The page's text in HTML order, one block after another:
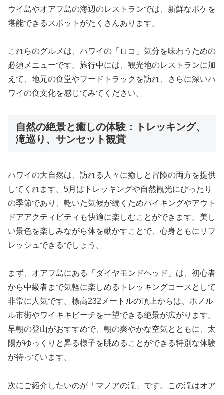
ウイ島やオアフ島の海辺のレストランでは、新鮮なポケを
堪能できるスポットがたくさんあります。
これらのグルメは、ハワイの「ロコ」気分を味わうための
必須メニューです。旅行中には、観光地のレストランに加
えて、地元の食堂やフードトラックを訪れ、さらに深いハ
ワイの食文化を感じてみてください。
自然の絶景と癒しの体験：トレッキング、
滝巡り、サンセット観賞
ハワイの大自然は、訪れる人々に癒しと冒険の両方を提供
してくれます。5月はトレッキングや自然観光にぴったり
の季節であり、乾いた気候が続くためハイキングやアウト
ドアアクティビティも快適に楽しむことができます。美し
い景色を楽しみながら体を動かすことで、心身ともにリフ
レッシュできるでしょう。
まず、オアフ島にある「ダイヤモンドヘッド」は、初心者
から中級者まで気軽に楽しめるトレッキングコースとして
非常に人気です。標高232メートルの頂上からは、ホノル
ル市街やワイキキビーチを一望できる絶景が広がります。
早朝の登山がおすすめで、朝の爽やかな空気とともに、太
陽がゆっくりと昇る様子を眺めることができる特別な体験
が待っています。
次にご紹介したいのが「マノアの滝」です。この滝はオア